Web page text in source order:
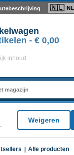
🇳🇱 NL
- € 0,00
inhoud
Weigeren
Alle producten